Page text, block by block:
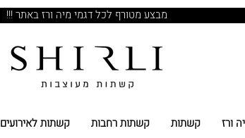
מבצע מטורף לכל דגמי מיה ורז באתר !!!
ורז קשתות קשתות רחבות קשתות לאירועים